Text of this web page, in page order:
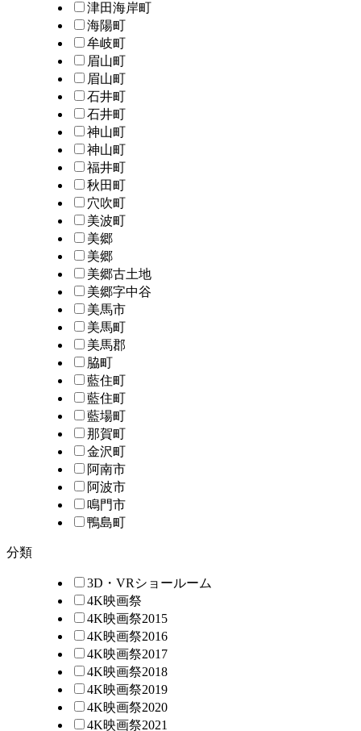
津田海岸町
海陽町
牟岐町
眉山町
眉山町
石井町
石井町
神山町
神山町
福井町
秋田町
穴吹町
美波町
美郷
美郷
美郷古土地
美郷字中谷
美馬市
美馬町
美馬郡
脇町
藍住町
藍住町
藍場町
那賀町
金沢町
阿南市
阿波市
鳴門市
鴨島町
分類
3D・VRショールーム
4K映画祭
4K映画祭2015
4K映画祭2016
4K映画祭2017
4K映画祭2018
4K映画祭2019
4K映画祭2020
4K映画祭2021